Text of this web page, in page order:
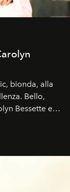
bionda, alla
Bello,
Bessette e
storia